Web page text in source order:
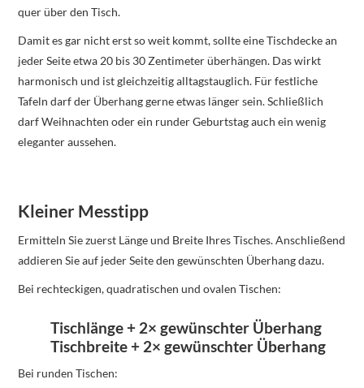
quer über den Tisch.
Damit es gar nicht erst so weit kommt, sollte eine Tischdecke an
jeder Seite etwa 20 bis 30 Zentimeter überhängen. Das wirkt
harmonisch und ist gleichzeitig alltagstauglich. Für festliche
Tafeln darf der Überhang gerne etwas länger sein. Schließlich
darf Weihnachten oder ein runder Geburtstag auch ein wenig
eleganter aussehen.
Kleiner Messtipp
Ermitteln Sie zuerst Länge und Breite Ihres Tisches. Anschließend
addieren Sie auf jeder Seite den gewünschten Überhang dazu.
Bei rechteckigen, quadratischen und ovalen Tischen:
Tischlänge + 2× gewünschter Überhang
Tischbreite + 2× gewünschter Überhang
Bei runden Tischen: